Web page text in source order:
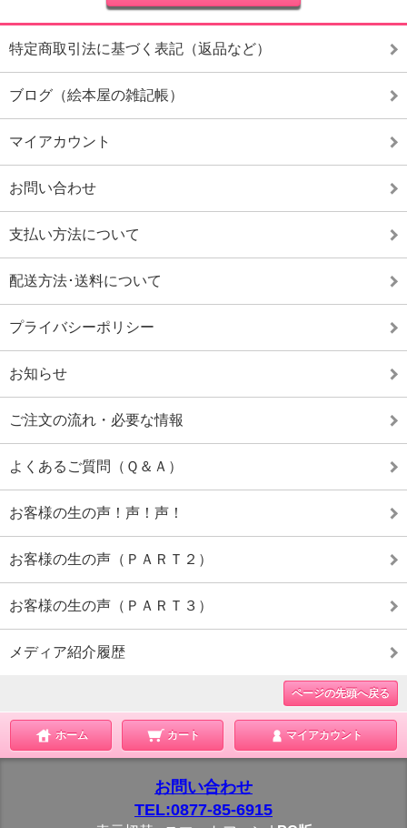
特定商取引法に基づく表記（返品など）
ブログ（絵本屋の雑記帳）
マイアカウント
お問い合わせ
支払い方法について
配送方法･送料について
プライバシーポリシー
お知らせ
ご注文の流れ・必要な情報
よくあるご質問（Ｑ＆Ａ）
お客様の生の声！声！声！
お客様の生の声（ＰＡＲＴ２）
お客様の生の声（ＰＡＲＴ３）
メディア紹介履歴
ページの先頭へ戻る
ホーム カート マイアカウント
お問い合わせ
TEL:0877-85-6915